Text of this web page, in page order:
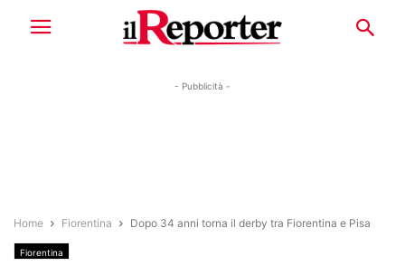
- Pubblicità -
Home Fiorentina Dopo 34 anni torna il derby tra Fiorentina e Pisa
Fiorentina